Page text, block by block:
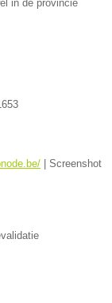
in de provincie
| Screenshot